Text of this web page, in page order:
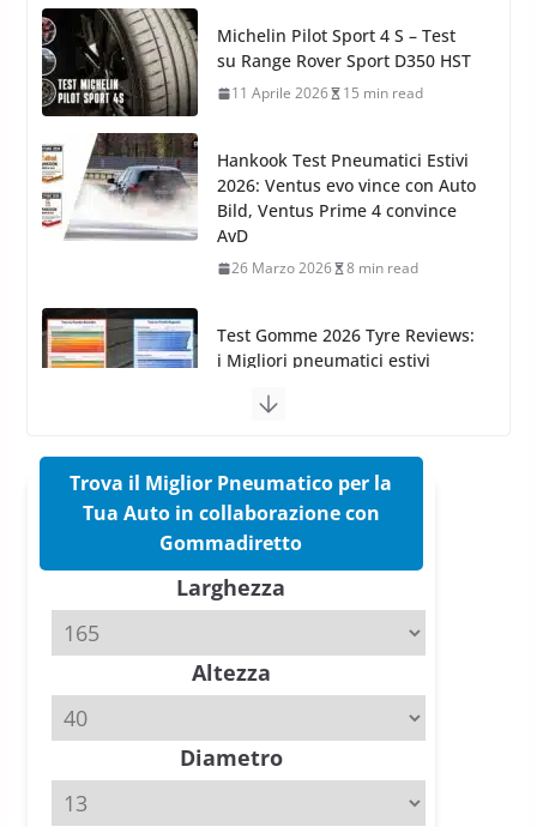
Azoto
26 Marzo 2025 2 min read
Hankook Test Pneumatici Estivi
2026: Ventus evo vince con Auto
Bild, Ventus Prime 4 convince
Test Gomme 2026 Tyre Reviews:
i Migliori pneumatici estivi
sportivi a confronto
Pirelli Cinturato 2026: due
confermano il salto tecnico del
Pirelli P Zero Trofeo RS: per
Tyre Reviews è la gomma semi-
slick da battere
Michelin Pilot Sport 4 S – Test
su Range Rover Sport D350 HST
11 Aprile 2026 15 min read
Trova il Miglior Pneumatico per la
Tua Auto in collaborazione con
Gommadiretto
Larghezza
Altezza
Diametro